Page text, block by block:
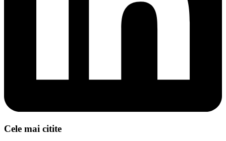
Cele mai citite